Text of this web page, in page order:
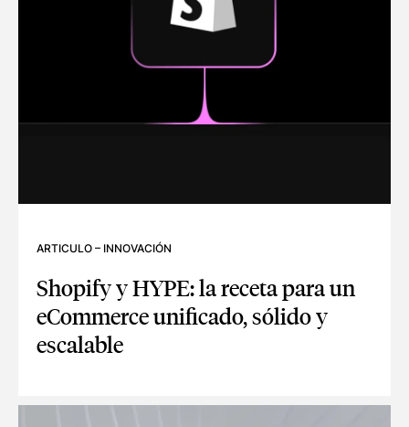
ARTICULO – INNOVACIÓN
Shopify y HYPE: la receta para un
eCommerce unificado, sólido y
escalable